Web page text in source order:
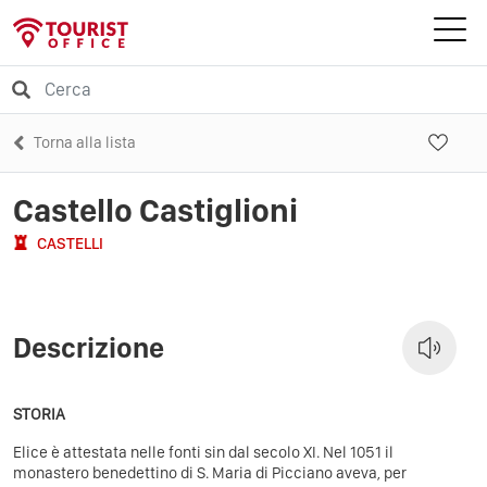
Torna alla lista
Castello Castiglioni
CASTELLI
Descrizione
STORIA
Elice è attestata nelle fonti sin dal secolo XI. Nel 1051 il
monastero benedettino di S. Maria di Picciano aveva, per